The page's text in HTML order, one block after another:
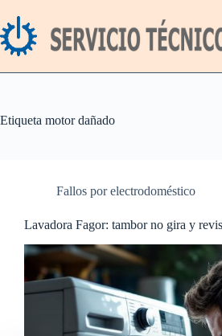
al
contenido
Etiqueta motor dañado
Fallos por electrodoméstico
Lavadora Fagor: tambor no gira y